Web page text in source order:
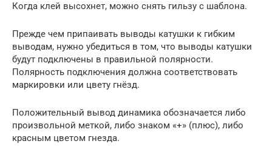
Когда клей высохнет, можно снять гильзу с шаблона.
Прежде чем припаивать выводы катушки к гибким
выводам, нужно убедиться в том, что выводы катушки
будут подключены в правильной полярности.
Полярность подключения должна соответствовать
маркировки или цвету гнёзд.
Положительный вывод динамика обозначается либо
произвольной меткой, либо знаком «+» (плюс), либо
красным цветом гнезда.